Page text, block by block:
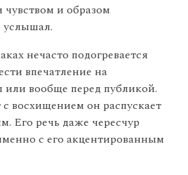
и образом
услышал.
нечасто подогревается
впечатление на
вообще перед публикой.
восхищением он распускает
Его речь даже чересчур
с его акцентированным